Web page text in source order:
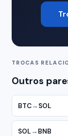
TROCAS
Outros
BTC→ SOL
SOL → BNB